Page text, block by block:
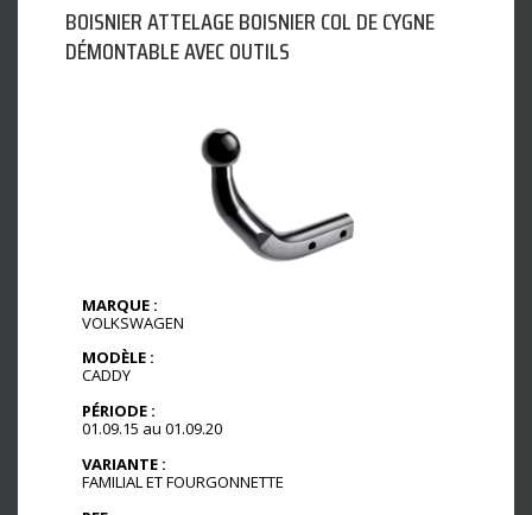
BOISNIER ATTELAGE BOISNIER COL DE CYGNE
DÉMONTABLE AVEC OUTILS
MARQUE :
VOLKSWAGEN
MODÈLE :
CADDY
PÉRIODE :
01.09.15 au 01.09.20
VARIANTE :
FAMILIAL ET FOURGONNETTE